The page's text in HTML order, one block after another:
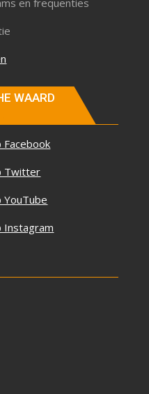
en frequenties
WAARD
Twitter
Instagram